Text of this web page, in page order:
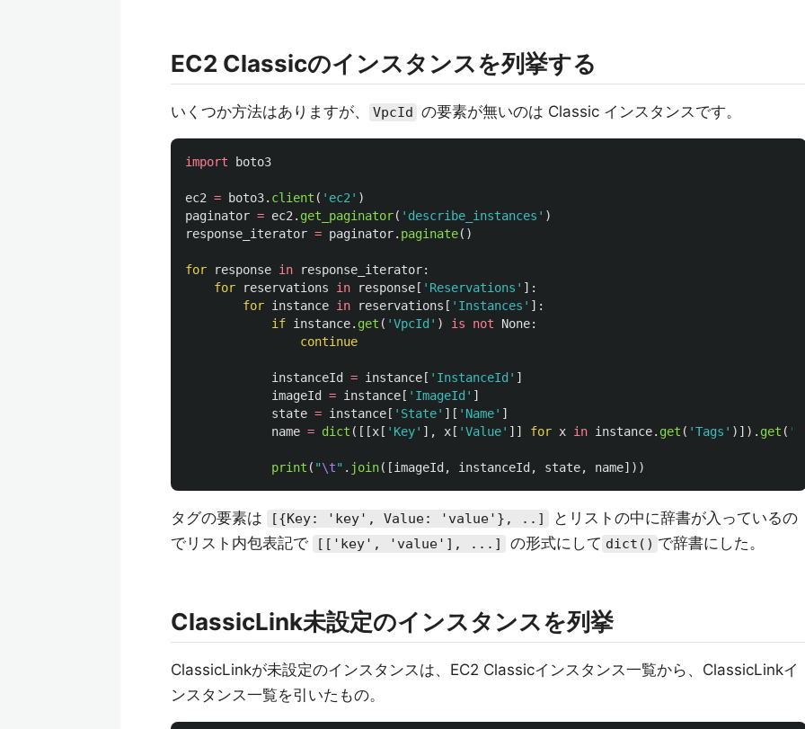
EC2 Classicのインスタンスを列挙する
いくつか方法はありますが、 VpcId の要素が無いのは Classic インスタンスです。
import boto3
ec2 = boto3. client ( ' ec2 ' )
paginator = ec2 . get_paginator( ' describe_instances ' )
response_iterator = paginator. paginate()
for response in response_iterator:
for
reservations in response [ ' Reservations ' ]:
for instance in reservations [ ' Instances ' ]:
if instance. get ( 'VpcId ' ) is not None:
continue
instanceId = instance [ ' InstanceId ' ]
imageId
= instance [ ' ImageId ' ]
state = instance [ ' State' ][ ' Name' ]
name = dict ([[x [ ' Key' ], x [ 'Value' ]] for x in instance. get ( 'Tags ' )]). get ( '
print ( "\t" . join([imageId , instanceId , state, name]))
タグの要素は [{Key: 'key', Value: 'value'}, ..]
とリストの中に辞書が入っているの
でリスト内包表記で
[['key', 'value'], ...] の形式にして dict() で辞書にした。
ClassicLink未設定のインスタンスを列挙
ClassicLinkが未設定のインスタンスは、EC2 Classicインスタンス一覧から、ClassicLinkイ
ンスタンス一覧を引いたもの。